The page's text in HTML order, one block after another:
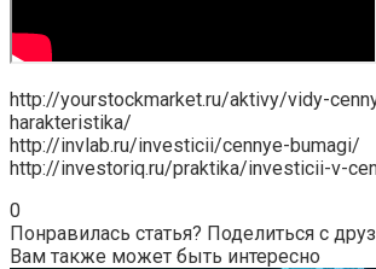
http://yourstockmarket.ru/aktivy/vidy-
harakteristika/
http://invlab.ru/investicii/cennye-bumagi/
http://investoriq.ru/praktika/investicii-v-
0
Понравилась статья? Поделиться с
Вам также может быть интересно